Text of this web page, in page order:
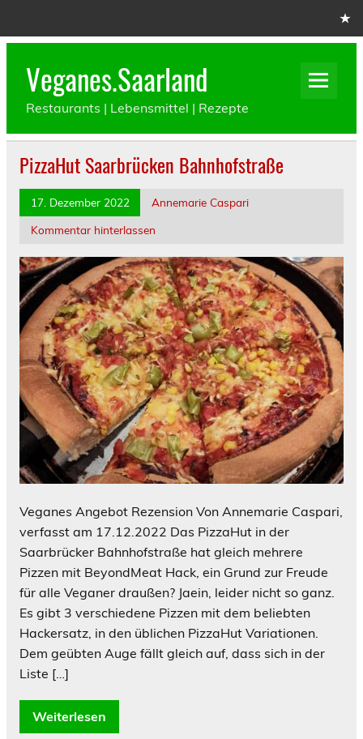
Veganes.Saarland
Restaurants | Lebensmittel | Rezepte
PizzaHut Saarbrücken Bahnhofstraße
17. Dezember 2022
Annemarie Caspari
Kommentar hinterlassen
Veganes Angebot Rezension Von Annemarie Caspari,
verfasst am 17.12.2022 Das PizzaHut in der
Saarbrücker Bahnhofstraße hat gleich mehrere
Pizzen mit BeyondMeat Hack, ein Grund zur Freude
für alle Veganer draußen? Jaein, leider nicht so ganz.
Es gibt 3 verschiedene Pizzen mit dem beliebten
Hackersatz, in den üblichen PizzaHut Variationen.
Dem geübten Auge fällt gleich auf, dass sich in der
Liste […]
Weiterlesen